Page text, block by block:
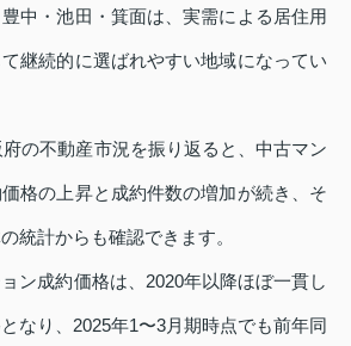
中・池田・箕面は、実需による居住用
継続的に選ばれやすい地域になってい
の不動産市況を振り返ると、中古マン
格の上昇と成約件数の増加が続き、そ
統計からも確認できます。
ン成約価格は、2020年以降ほぼ一貫し
なり、2025年1〜3月期時点でも前年同